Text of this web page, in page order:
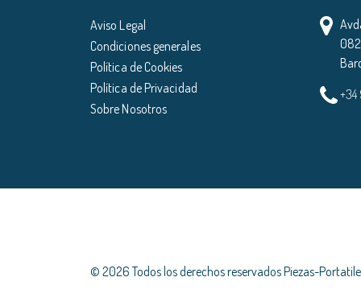
Aviso Legal
Condiciones generales
Política de Cookies
Política de Privacidad
Sobre Nosotros
© 2026 Todos los derechos reservados Piezas-